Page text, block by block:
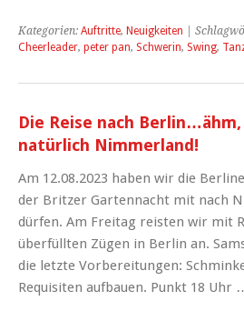
Kategorien: Auftritte, Neuigkeiten |
Cheerleader, peter pan, Schwerin, Swing,
Die Reise nach
natürlich Nimmerland!
Am 12.08.2023 haben wir die
der Britzer Gartennacht mit nach
dürfen. Am Freitag reisten wir mit
überfüllten Zügen in Berlin an.
die letzte Vorbereitungen:
Requisiten aufbauen. Punkt 18 Uhr